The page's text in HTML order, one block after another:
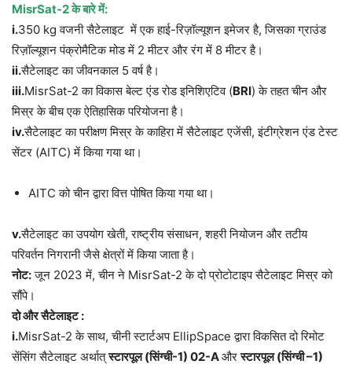
MisrSat-2के बारे में:
i.350 kg वजनी सैटेलाइट में एक हाई-रिज़ॉल्यूशन इमेजर है, जिसका ग्राउंड
रिज़ॉल्यूशन पंक्रोमैटिक मोड में 2 मीटर और रंग में 8 मीटर है।
ii.सैटेलाइट का जीवनकाल 5 वर्ष है।
iii.MisrSat-2 का विकास बेल्ट एंड रोड इनिशिएटिव (BRI) के तहत चीन और
मिस्र के बीच एक ऐतिहासिक परियोजना है।
iv.सैटेलाइट का परीक्षण मिस्र के काहिरा में सैटेलाइट एजेंसी, इंटीग्रेशन एंड टेस्ट
सेंटर (AITC) में किया गया था।
AITC को चीन द्वारा वित्त पोषित किया गया था।
v.सैटेलाइट का उपयोग खेती, राष्ट्रीय संसाधन, शहरी नियोजन और तटीय
परिवर्तन निगरानी जैसे क्षेत्रों में किया जाता है।
नोट:जून 2023 में, चीन ने MisrSat-2 के दो प्रोटोटाइप सैटेलाइट मिस्र को
सौंपे।
दो और सैटेलाइट :
i.MisrSat-2 के साथ, चीनी स्टार्टअप EllipSpace द्वारा विकसित दो रिमोट
सेंसिंग सैटेलाइट अर्थात्स्टारपूल (सिंग्ची-1) 02-Aऔरस्टारपूल (सिंग्ची –1)